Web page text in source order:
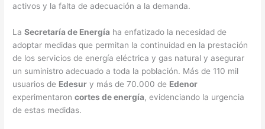
activos y la falta de adecuación a la demanda.
LaSecretaría de Energía ha enfatizado la necesidad de
adoptar medidas que permitan la continuidad en la prestación
de los servicios de energía eléctrica y gas natural y asegurar
un suministro adecuado a toda la población. Más de 110 mil
usuarios de Edesur y más de 70.000 de Edenor
experimentaroncortes de energía, evidenciando la urgencia
de estas medidas​​.